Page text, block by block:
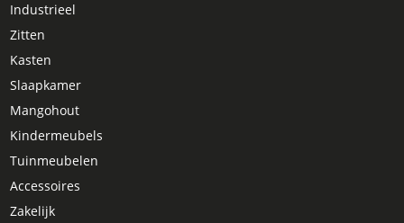
Industrieel
Zitten
Kasten
Slaapkamer
Mangohout
Kindermeubels
Tuinmeubelen
Accessoires
Zakelijk